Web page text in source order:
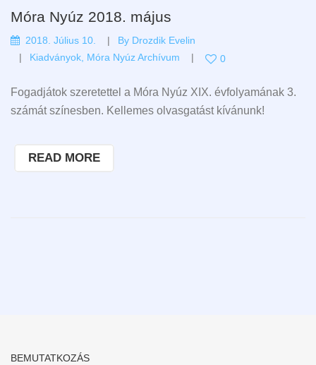
Móra Nyúz 2018. május
2018. Július 10. By Drozdik Evelin
Kiadványok Móra Nyúz Archívum 0
Fogadjátok szeretettel a Móra Nyúz XIX. évfolyamának 3.
számát színesben. Kellemes olvasgatást kívánunk!
READ MORE
BEMUTATKOZÁS